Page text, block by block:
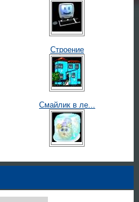
Строение
Смайлик в ле...